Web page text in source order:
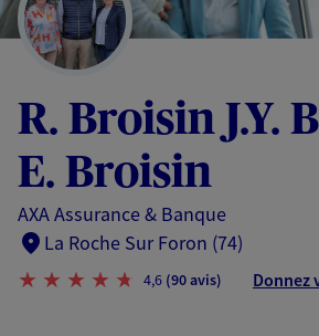
page
R. Broisin J.Y.
E. Broisin
AXA Assurance & Banque
La Roche Sur Foron (74)
4,6 (90 avis) Donnez